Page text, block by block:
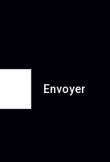
Envoyer